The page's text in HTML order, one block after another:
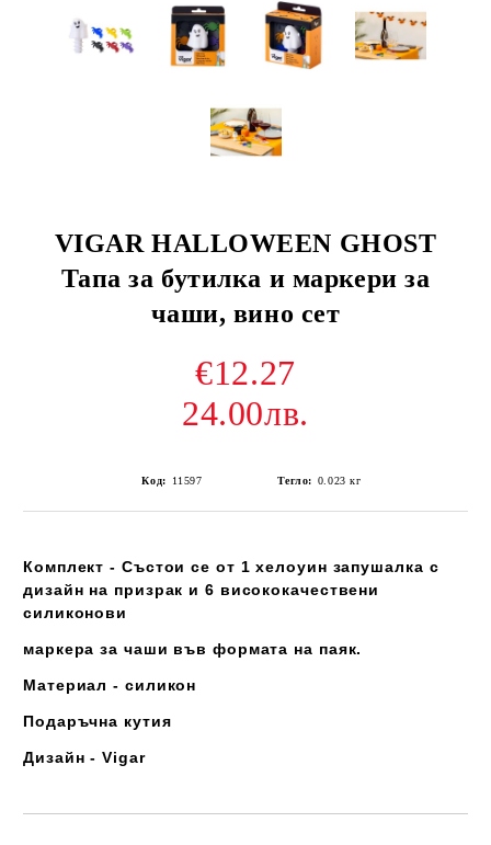
VIGAR HALLOWEEN GHOST
Тапа за бутилка и маркери за
чаши, вино сет
€12.27
24.00лв.
Код: 11597 Тегло: 0.023 кг
Комплект - Състои се от 1 хелоуин запушалка с
дизайн на призрак и 6 висококачествени
силиконови
маркера за чаши във формата на паяк.
Материал - силикон
Подаръчна кутия
Дизайн - Vigar